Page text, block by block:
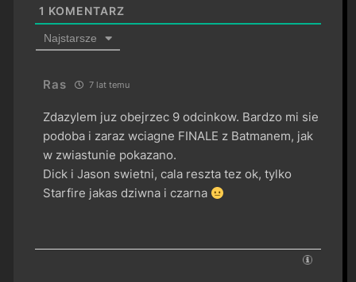
1 KOMENTARZ
Najstarsze
Ras 7 lat temu
Zdazylem juz obejrzec 9 odcinkow. Bardzo mi sie
podoba i zaraz wciagne FINALE z Batmanem, jak
w zwiastunie pokazano.
Dick i Jason swietni, cala reszta tez ok, tylko
Starfire jakas dziwna i czarna